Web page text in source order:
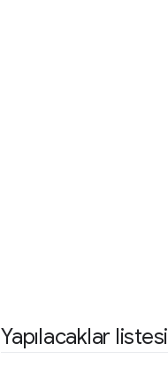
Yapılacaklar listesi